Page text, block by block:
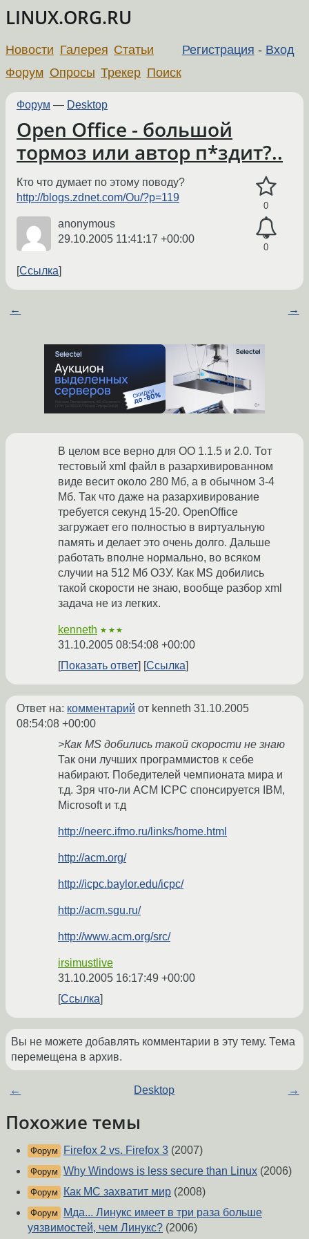
LINUX.ORG.RU
Регистрация - Вход
Новости Галерея Статьи
Форум Опросы Трекер Поиск
Форум — Desktop
Open Office - большой
тормоз или автор п*здит?..
0
0
Кто что думает по этому поводу?
http://blogs.zdnet.com/Ou/?p=119
anonymous
29.10.2005 11:41:17 +00:00
Ссылка
← →
В целом все верно для OO 1.1.5 и 2.0. Тот
тестовый xml файл в разархивированном
виде весит около 280 Мб, а в обычном 3-4
Мб. Так что даже на разархивирование
требуется секунд 15-20. OpenOffice
загружает его полностью в виртуальную
память и делает это очень долго. Дальше
работать вполне нормально, во всяком
случии на 512 Мб ОЗУ. Как MS добились
такой скорости не знаю, вообще разбор xml
задача не из легких.
kenneth ★★★
31.10.2005 08:54:08 +00:00
Показать ответ
Ссылка
Ответ на: комментарий от kenneth 31.10.2005
08:54:08 +00:00
>Как MS добились такой скорости не знаю
Так они лучших программистов к себе
набирают. Победителей чемпионата мира и
т.д. Зря что-ли ACM ICPC спонсируется IBM,
Microsoft и т.д
http://neerc.ifmo.ru/links/home.html
http://acm.org/
http://icpc.baylor.edu/icpc/
http://acm.sgu.ru/
http://www.acm.org/src/
irsimustlive
31.10.2005 16:17:49 +00:00
Ссылка
Вы не можете добавлять комментарии в эту тему. Тема
перемещена в архив.
← Desktop →
Похожие темы
Форум Firefox 2 vs. Firefox 3 (2007)
Форум Why Windows is less secure than Linux (2006)
Форум Как МС захватит мир (2008)
Форум
Мда... Линукс имеет в три раза больше
уязвимостей, чем Линукс? (2006)